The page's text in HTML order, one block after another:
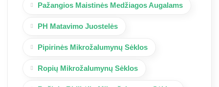
Pažangios Maistinės Medžiagos Augalams
PH Matavimo Juostelės
Pipirinės Mikrožalumynų Sėklos
Ropių Mikrožalumynų Sėklos